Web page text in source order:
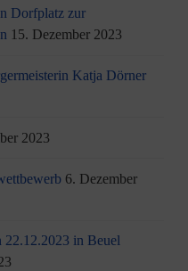
Dorfplatz zur
15. Dezember 2023
Katja Dörner
2023
6. Dezember
22.12.2023 in Beuel